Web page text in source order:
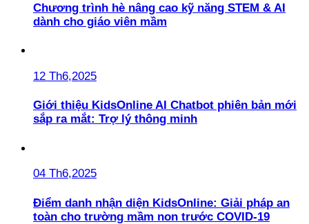
Chương trình hè nâng cao kỹ năng STEM & AI
dành cho giáo viên mầm
12 Th6,2025
Giới thiệu KidsOnline AI Chatbot phiên bản mới
sắp ra mắt: Trợ lý thông minh
04 Th6,2025
Điểm danh nhận diện KidsOnline: Giải pháp an
toàn cho trường mầm non trước COVID-19